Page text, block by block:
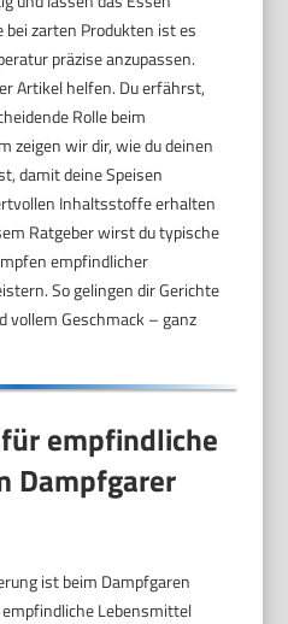
zarten Produkten ist es
präzise anzupassen.
Artikel helfen. Du erfährst,
Rolle beim
zeigen wir dir, wie du deinen
damit deine Speisen
Inhaltsstoffe erhalten
Ratgeber wirst du typische
empfindlicher
So gelingen dir Gerichte
vollem Geschmack – ganz
empfindliche
Dampfgarer
ist beim Dampfgaren
Lebensmittel